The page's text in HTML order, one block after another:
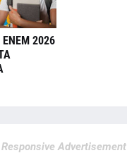
ENEM 2026
Responsive Advertisement